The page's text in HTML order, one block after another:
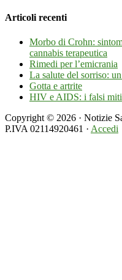
Articoli recenti
Morbo di Crohn:
cannabis terapeutica
Rimedi per l’emicrania
La salute del sorriso:
Gotta e artrite
HIV e AIDS: i falsi miti
Copyright © 2026 · Notizie
P.IVA 02114920461 · Accedi